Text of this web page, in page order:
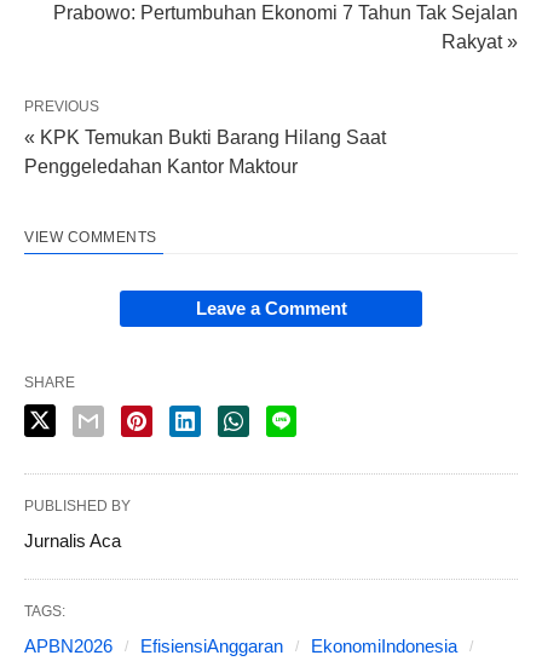
Prabowo: Pertumbuhan Ekonomi 7 Tahun Tak Sejalan
Rakyat »
PREVIOUS
« KPK Temukan Bukti Barang Hilang Saat
Penggeledahan Kantor Maktour
VIEW COMMENTS
Leave a Comment
SHARE
PUBLISHED BY
Jurnalis Aca
TAGS:
APBN2026 EfisiensiAnggaran
EkonomiIndonesia